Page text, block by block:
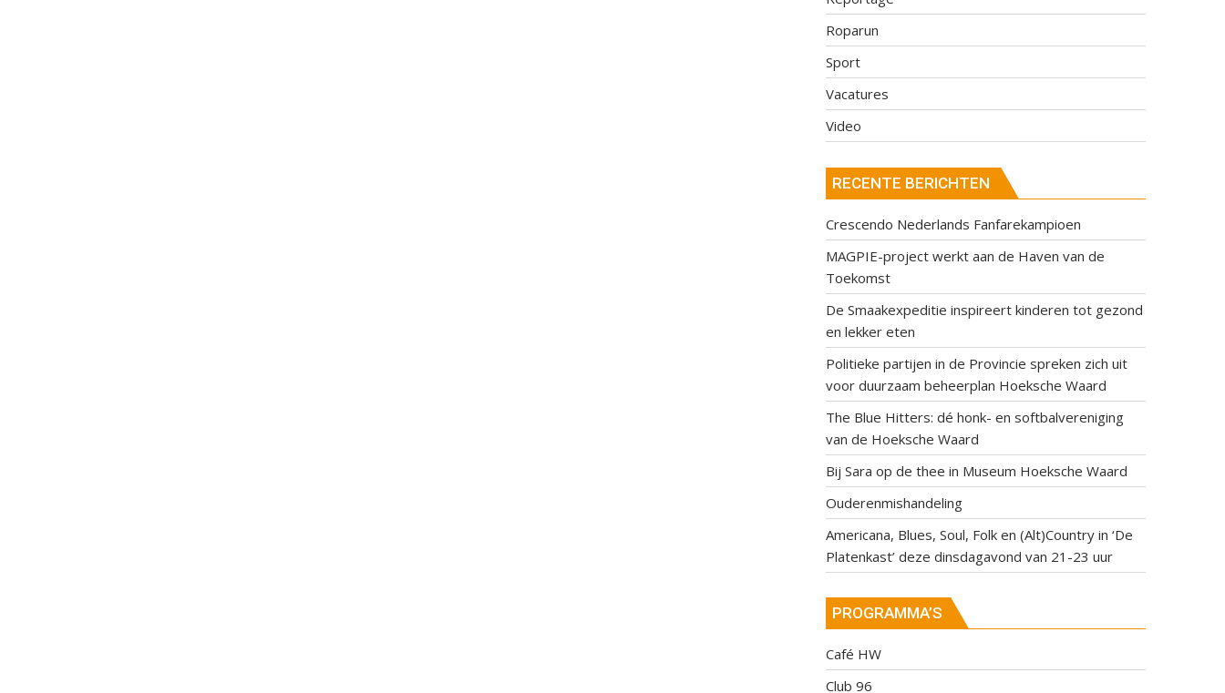
Roparun
Sport
Vacatures
Video
RECENTE BERICHTEN
Crescendo Nederlands Fanfarekampioen
MAGPIE-project werkt aan de Haven van de
Toekomst
De Smaakexpeditie inspireert kinderen tot gezond
en lekker eten
Politieke partijen in de Provincie spreken zich uit
voor duurzaam beheerplan Hoeksche Waard
The Blue Hitters: dé honk- en softbalvereniging
van de Hoeksche Waard
Bij Sara op de thee in Museum Hoeksche Waard
Ouderenmishandeling
Americana, Blues, Soul, Folk en (Alt)Country in ‘De
Platenkast’ deze dinsdagavond van 21-23 uur
PROGRAMMA’S
Café HW
Club 96